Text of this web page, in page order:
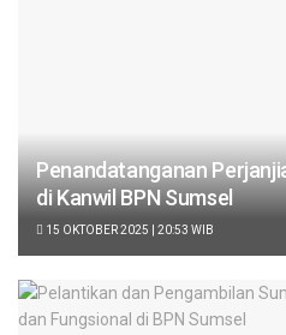
Penandatanganan
di Kanwil BPN Sumsel
15 OKTOBER 2025 | 20:53 WIB